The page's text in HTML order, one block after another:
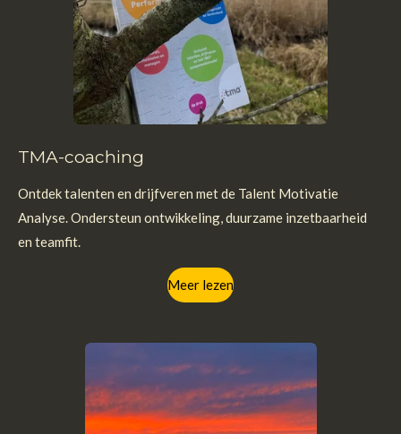
TMA-coaching
Ontdek talenten en drijfveren met de Talent Motivatie
Analyse. Ondersteun ontwikkeling, duurzame inzetbaarheid
en teamfit.
Meer lezen